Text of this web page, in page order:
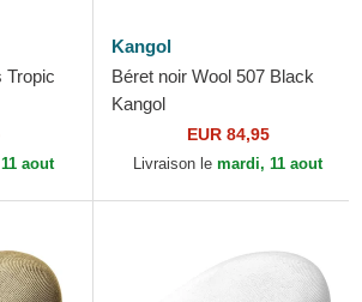
Tropic
aout
Kangol
Béret noir Wool 507 Black
Kangol
EUR 84,95
Livraison le mardi, 11 aout